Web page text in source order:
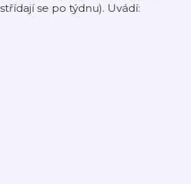
se po týdnu). Uvádí: